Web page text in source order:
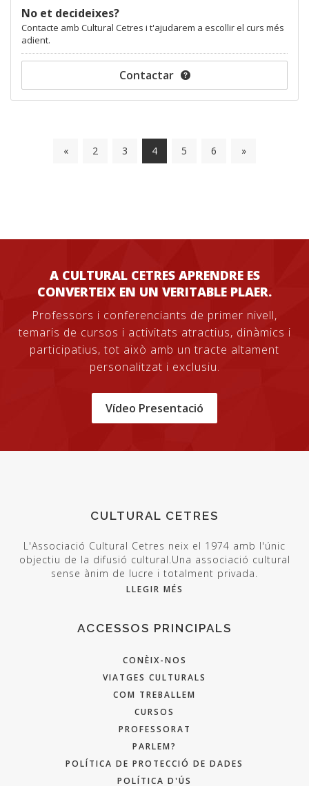
No et decideixes?
Contacte amb Cultural Cetres i t'ajudarem a escollir el curs més
adient.
Contactar
« 2 3 4 5 6 »
A CULTURAL CETRES APRENDRE ES
CONVERTEIX EN UN VERITABLE PLAER.
Professors i conferenciants de primer nivell,
temaris de cursos i activitats atractius, dinàmics i
participatius, tot això amb un tracte altament
personalitzat i exclusiu.
Vídeo Presentació
CULTURAL CETRES
L'Associació Cultural Cetres neix el 1974 amb l'únic
objectiu de la difusió cultural.Una associació cultural
sense ànim de lucre i totalment privada.
LLEGIR MÉS
ACCESSOS PRINCIPALS
CONÈIX-NOS
VIATGES CULTURALS
COM TREBALLEM
CURSOS
PROFESSORAT
PARLEM?
POLÍTICA DE PROTECCIÓ DE DADES
POLÍTICA D'ÚS